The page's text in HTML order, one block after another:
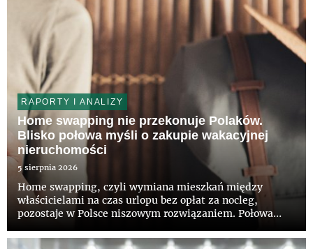
RAPORTY I ANALIZY
Home swapping nie przekonuje Polaków.
Blisko połowa myśli o zakupie wakacyjnej
nieruchomości
5 sierpnia 2026
Home swapping, czyli wymiana mieszkań między
właścicielami na czas urlopu bez opłat za nocleg,
pozostaje w Polsce niszowym rozwiązaniem. Połowa
12 proc. deklaruje zainteresowanie tym modelem –